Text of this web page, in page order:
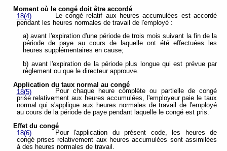
Moment où le congé doit être accordé
18(4)
Le congé relatif aux heures accumulées est accordé
pendant les heures normales de travail de l'employé :
a) avant l'expiration d'une période de trois mois suivant la fin de la
période de paye au cours de laquelle ont été effectuées les
heures supplémentaires en cause;
b) avant l'expiration de la période plus longue qui est prévue par
règlement ou que le directeur approuve.
Application du taux normal au congé
18(5)
Pour chaque heure complète ou partielle de congé
prise relativement aux heures accumulées, l'employeur paie le taux
normal qui s'applique aux heures normales de travail de l'employé
au cours de la période de paye pendant laquelle le congé est pris.
Effet du congé
18(6)
Pour l'application du présent code, les heures de
congé prises relativement aux heures accumulées sont assimilées
à des heures normales de travail.